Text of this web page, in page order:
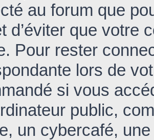
au forum que
d’éviter que votre
Pour rester
lors de
si vous
public,
un cybercafé,